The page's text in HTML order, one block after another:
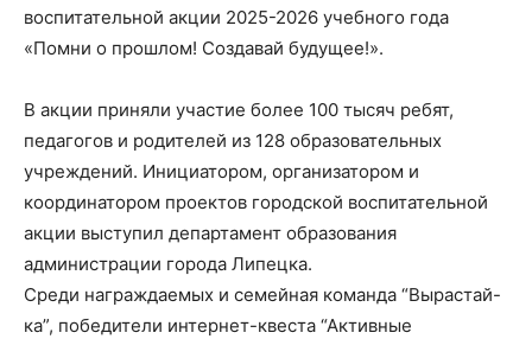
воспитательной акции 2025-2026 учебного года
«Помни о прошлом! Создавай будущее!».
В акции приняли участие более 100 тысяч ребят,
педагогов и родителей из 128 образовательных
учреждений. Инициатором, организатором и
координатором проектов городской воспитательной
акции выступил департамент образования
администрации города Липецка.
Среди награждаемых и семейная команда “Вырастай-
ка”, победители интернет-квеста “Активные